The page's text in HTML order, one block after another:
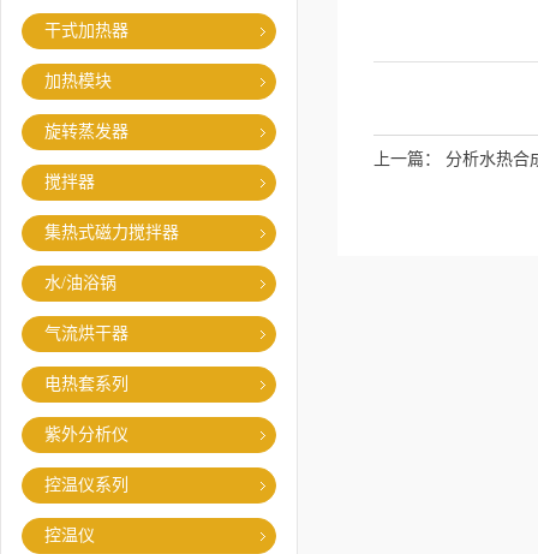
干式加热器
加热模块
旋转蒸发器
搅拌器
集热式磁力搅拌器
水/油浴锅
气流烘干器
电热套系列
紫外分析仪
控温仪系列
控温仪
上一篇： 分析水热合